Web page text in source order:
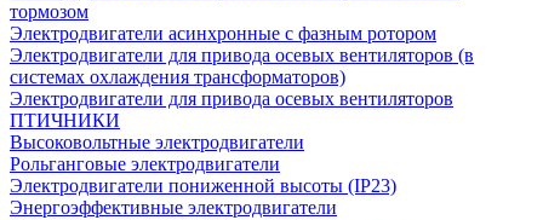
тормозом
Электродвигатели асинхронные с фазным ротором
Электродвигатели для привода осевых вентиляторов (в
системах охлаждения трансформаторов)
Электродвигатели для привода осевых вентиляторов
ПТИЧНИКИ
Высоковольтные электродвигатели
Рольганговые электродвигатели
Электродвигатели пониженной высоты (IP23)
Энергоэффективные электродвигатели